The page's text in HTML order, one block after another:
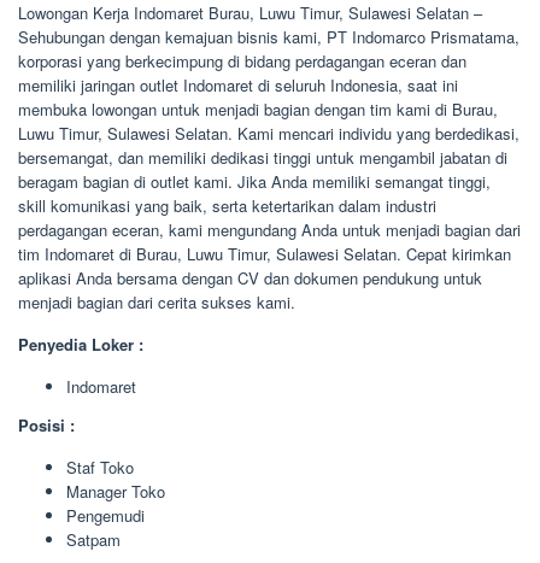
Lowongan Kerja Indomaret Burau, Luwu Timur, Sulawesi Selatan –
Sehubungan dengan kemajuan bisnis kami, PT Indomarco Prismatama,
korporasi yang berkecimpung di bidang perdagangan eceran dan
memiliki jaringan outlet Indomaret di seluruh Indonesia, saat ini
membuka lowongan untuk menjadi bagian dengan tim kami di Burau,
Luwu Timur, Sulawesi Selatan. Kami mencari individu yang berdedikasi,
bersemangat, dan memiliki dedikasi tinggi untuk mengambil jabatan di
beragam bagian di outlet kami. Jika Anda memiliki semangat tinggi,
skill komunikasi yang baik, serta ketertarikan dalam industri
perdagangan eceran, kami mengundang Anda untuk menjadi bagian dari
tim Indomaret di Burau, Luwu Timur, Sulawesi Selatan. Cepat kirimkan
aplikasi Anda bersama dengan CV dan dokumen pendukung untuk
menjadi bagian dari cerita sukses kami.
Penyedia Loker :
Indomaret
Posisi :
Staf Toko
Manager Toko
Pengemudi
Satpam